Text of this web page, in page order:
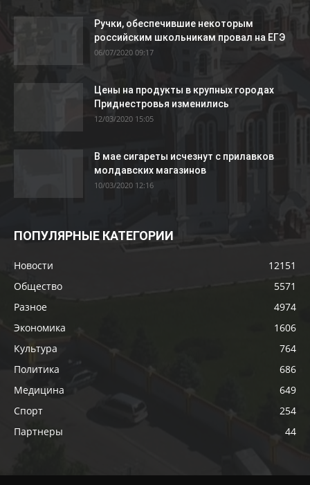
Ручки, обеспечившие некоторым
российским школьникам провал на ЕГЭ
06/07/2020 09:17
Цены на продукты в крупных городах
Приднестровья изменились
12/03/2020 15:05
В мае сигареты исчезнут с прилавков
молдавских магазинов
10/03/2020 12:16
ПОПУЛЯРНЫЕ КАТЕГОРИИ
Новости
12151
Общество
5571
Разное
4974
Экономика
1606
Культура
764
Политика
686
Медицина
649
Спорт
254
Партнеры
44